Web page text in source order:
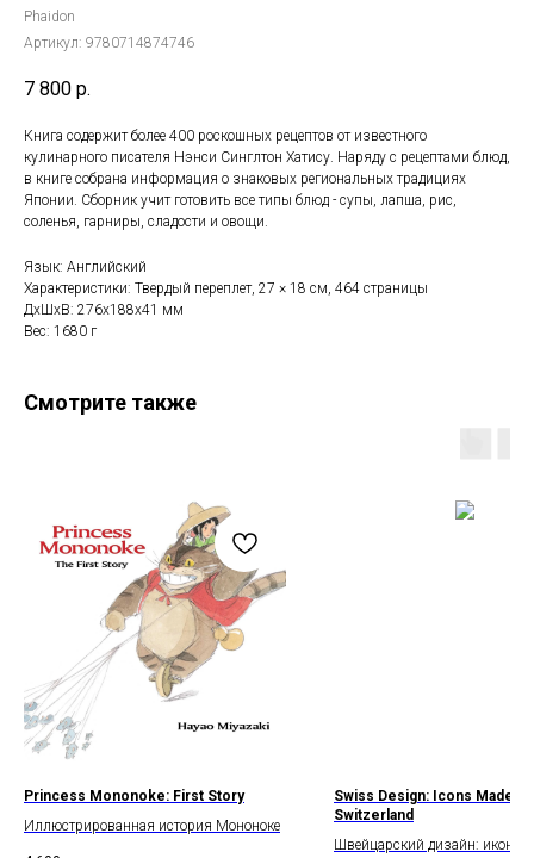
Phaidon
Артикул: 9780714874746
7 800 р.
Книга содержит более 400 роскошных рецептов от известного
кулинарного писателя Нэнси Синглтон Хатису. Наряду с рецептами блюд,
в книге собрана информация о знаковых региональных традициях
Японии. Сборник учит готовить все типы блюд - супы, лапша, рис,
соленья, гарниры, сладости и овощи.
Язык: Английский
Характеристики: Твердый переплет, 27 × 18 см, 464 страницы
ДxШxВ: 276x188x41 мм
Вес: 1680 г
Смотрите также
Princess Mononoke: First Story
Иллюстрированная история Мононоке
Swiss Design: Icons Made in
Switzerland
Швейцарский дизайн: иконы